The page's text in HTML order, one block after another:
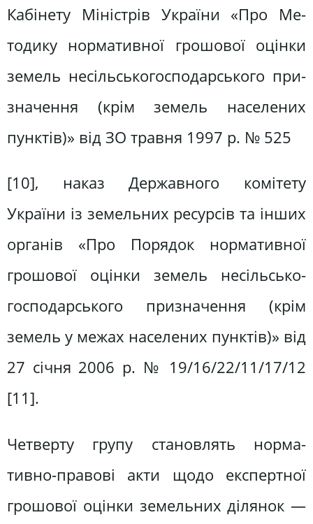
Кабінету Міністрів України «Про Ме­
тодику нормативної грошової оцінки
земель несільськогосподарського при­
значення (крім земель населених
пунктів)» від ЗО травня 1997 р. № 525
[10], наказ Державного комітету
України із земельних ресурсів та ін­ших
органів «Про Порядок норматив­ної
грошової оцінки земель несільсько­
господарського призначення (крім
земель у межах населених пунктів)» від
27 січня 2006 р. № 19/16/22/11/17/12
[11].
Четверту групу становлять норма­
тивно-правові акти щодо експертної
грошової оцінки земельних ділянок —